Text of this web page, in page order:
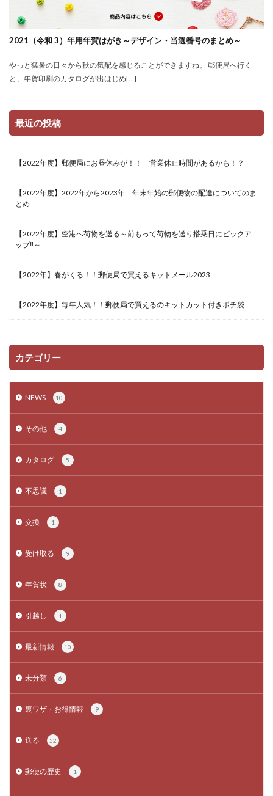
2021（令和 3）年用年賀はがき～デザイン・当選番号のまとめ～
やっと猛暑の日々から秋の気配を感じることができますね。 郵便局へ行く
と、年賀印刷のカタログが出はじめ[…]
最近の投稿
【2022年度】郵便局にお昼休みが！！ 営業休止時間があるかも！？
【2022年度】2022年から2023年 年末年始の郵便物の配達についてのま
とめ
【2022年度】空港へ荷物を送る～前もって荷物を送り搭乗日にピックア
ップ‼～
【2022年】春がくる！！郵便局で買えるキットメール2023
【2022年度】毎年人気！！郵便局で買えるのキットカット付きポチ袋
カテゴリー
NEWS 10
その他 4
カタログ 5
不思議 1
交換 1
受け取る 9
年賀状 8
引越し 1
最新情報 10
未分類 6
裏ワザ・お得情報 9
送る 52
郵便の歴史 1